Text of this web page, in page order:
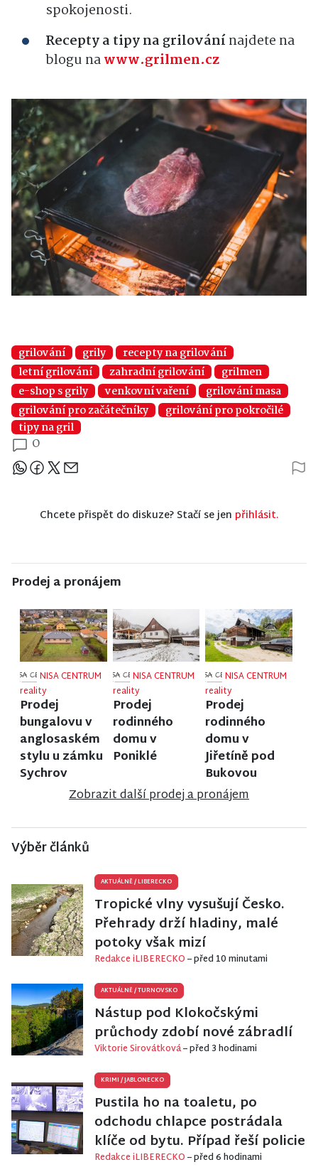
spokojenosti.
Recepty a tipy na grilovánínajdete na
blogu nawww.grilmen.cz
grilování grily
recepty na grilování
letní grilování
zahradní grilování
grilmen
e-shop s grily
venkovní vaření
grilování masa
grilování pro začátečníky
grilování pro pokročilé
tipy na gril
0
Sdílejte článek
Chcete přispět do diskuze? Stačí se jen přihlásit.
Prodej a pronájem
NISA CENTRUM
reality
Prodej
bungalovu v
anglosaském
stylu u zámku
Sychrov
NISA CENTRUM
reality
Prodej
rodinného
domu v
Poniklé
NISA CENTRUM
reality
Prodej
rodinného
domu v
Jiřetíně pod
Bukovou
Zobrazit další prodej a pronájem
Výběr článků
AKTUÁLNĚ/LIBERECKO
Tropické vlny vysušují Česko.
Přehrady drží hladiny, malé
potoky však mizí
Redakce iLIBERECKO– před 10 minutami
AKTUÁLNĚ/TURNOVSKO
Nástup pod Klokočskými
průchody zdobí nové zábradlí
Viktorie Sirovátková– před 3 hodinami
KRIMI /JABLONECKO
Pustila ho na toaletu, po
odchodu chlapce postrádala
klíče od bytu. Případ řeší policie
Redakce iLIBERECKO– před 6 hodinami